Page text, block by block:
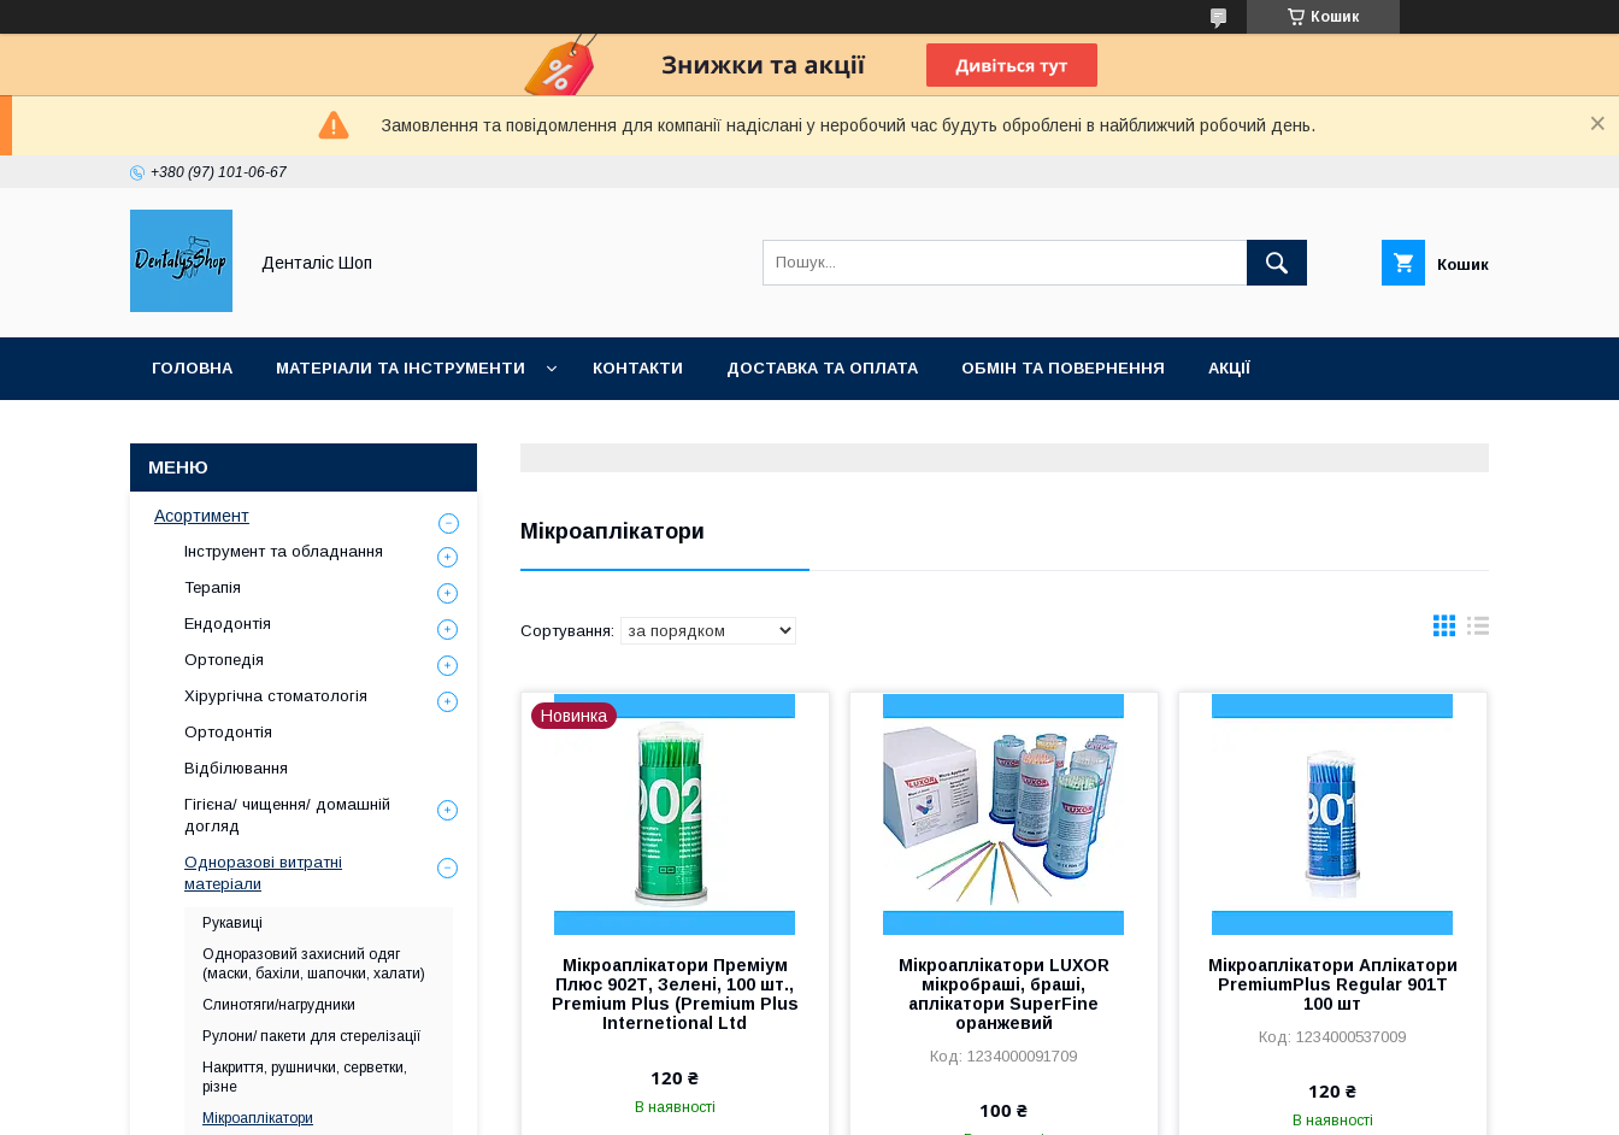
Кошик
Замовлення та повідомлення для компанії надіслані у неробочий час будуть оброблені в найближчий робочий день.
+380 (97) 101-06-67
Денталіс Шоп Кошик
ГОЛОВНА МАТЕРІАЛИ ТА ІНСТРУМЕНТИ КОНТАКТИ ДОСТАВКА ТА ОПЛАТА ОБМІН ТА ПОВЕРНЕННЯ АКЦІЇ
Мікроаплікатори
Новинка
Мікроаплікатори Преміум
Плюс 902Т, Зелені, 100 шт.,
Premium Plus (Premium Plus
Internetional Ltd
120 ₴
В наявності
Мікроаплікатори LUXOR
мікробраші, браші,
аплікатори SuperFine
оранжевий
1234000091709
100 ₴
Мікроаплікатори Аплікатори
PremiumPlus Regular 901Т
100 шт
1234000537009
120 ₴
В наявності
Асортимент
Інструмент та обладнання
Терапія
Ендодонтія
Ортопедія
Хірургічна стоматологія
Ортодонтія
Відбілювання
Гігієна/ чищення/ домашній
догляд
Одноразові витратні
матеріали
Рукавиці
Одноразовий захисний одяг
(маски, бахіли, шапочки, халати)
Слинотяги/нагрудники
Рулони/ пакети для стерелізації
Накриття, рушнички, серветки,
різне
Мікроаплікатори